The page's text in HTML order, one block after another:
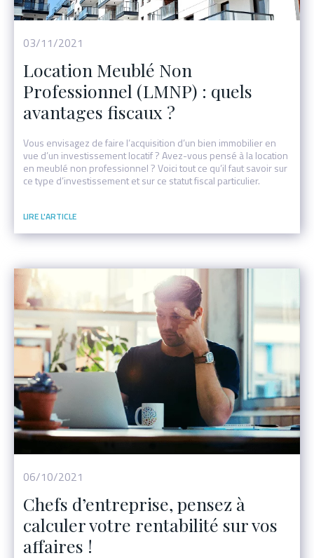
03/11/2021
Location Meublé Non
Professionnel (LMNP) : quels
avantages fiscaux ?
Vous envisagez de faire l’acquisition d’un bien immobilier en
vue d’un investissement locatif ? Avez-vous pensé à la location
en meublé non professionnel ? Voici tout ce qu’il faut savoir sur
ce type d’investissement et sur ce statut fiscal particulier.
06/10/2021
Chefs d’entreprise, pensez à
calculer votre rentabilité sur vos
affaires !